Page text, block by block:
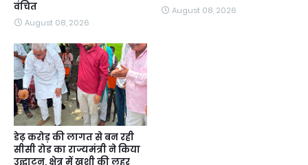
वंचित
August 08, 2026
August 08, 2026
डेढ़ करोड़ की लागत से बन रही
सीसी रोड का राज्यमंत्री ने किया
उद्घाटन, क्षेत्र में खुशी की लहर